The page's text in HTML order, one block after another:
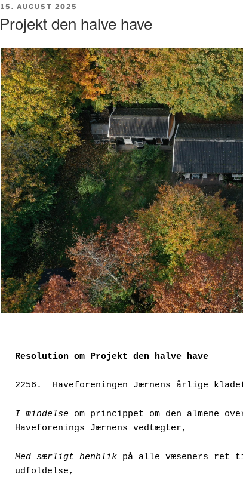
UDGIVET
15. AUGUST 2025
Projekt den halve have
Resolution om Projekt den halve have
2256.  Haveforeningen Jærnens årlige
I mindelse om princippet om den almene
Haveforenings Jærnens vedtægter,
Med særligt henblik på alle væseners ret
udfoldelse,